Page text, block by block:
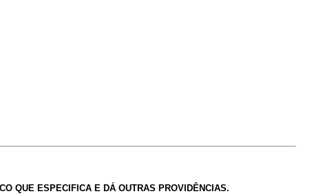
QUE ESPECIFICA E DÁ OUTRAS PROVIDÊNCIAS.